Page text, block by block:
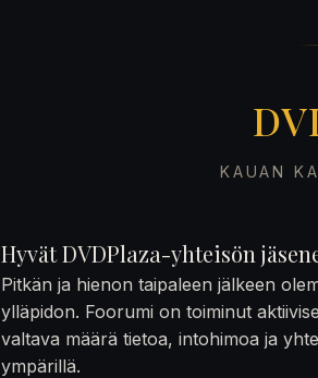
KAUAN
Hyvät DVDPlaza-yhteisön
Pitkän ja hienon taipaleen jälkeen
ylläpidon. Foorumi on toiminut
valtava määrä tietoa, intohimoa ja
ympärillä.